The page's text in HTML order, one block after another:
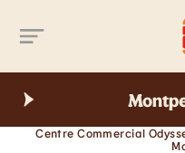
Centre Commercial